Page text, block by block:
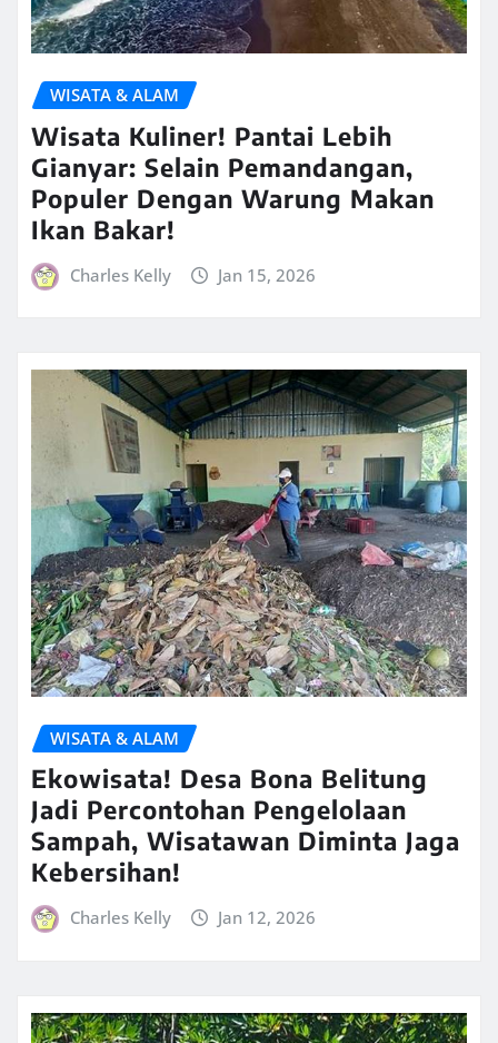
WISATA & ALAM
Wisata Kuliner! Pantai Lebih
Gianyar: Selain Pemandangan,
Populer Dengan Warung Makan
Ikan Bakar!
Charles Kelly Jan 15, 2026
WISATA & ALAM
Ekowisata! Desa Bona Belitung
Jadi Percontohan Pengelolaan
Sampah, Wisatawan Diminta Jaga
Kebersihan!
Charles Kelly Jan 12, 2026